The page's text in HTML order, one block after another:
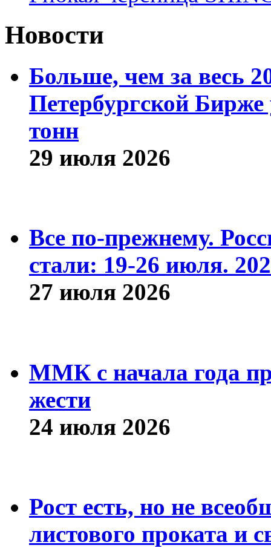
Новости
Больше, чем за весь
Петербургской
тонн
29 июля 2026
Все по-прежнему.
стали: 19-26 июля.
27 июля 2026
ММК с начала года
жести
24 июля 2026
Рост есть, но не
листового проката и